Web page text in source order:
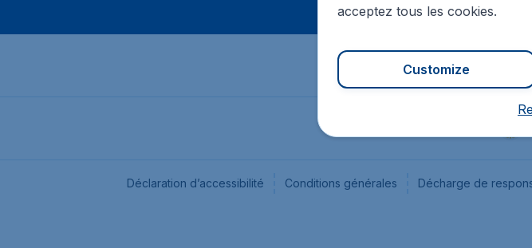
Déclaration d’accessibilité Conditions générales Décharge de
acceptez tous les cookies.
Customize